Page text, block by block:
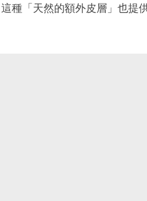
種「天然的額外皮層」也提